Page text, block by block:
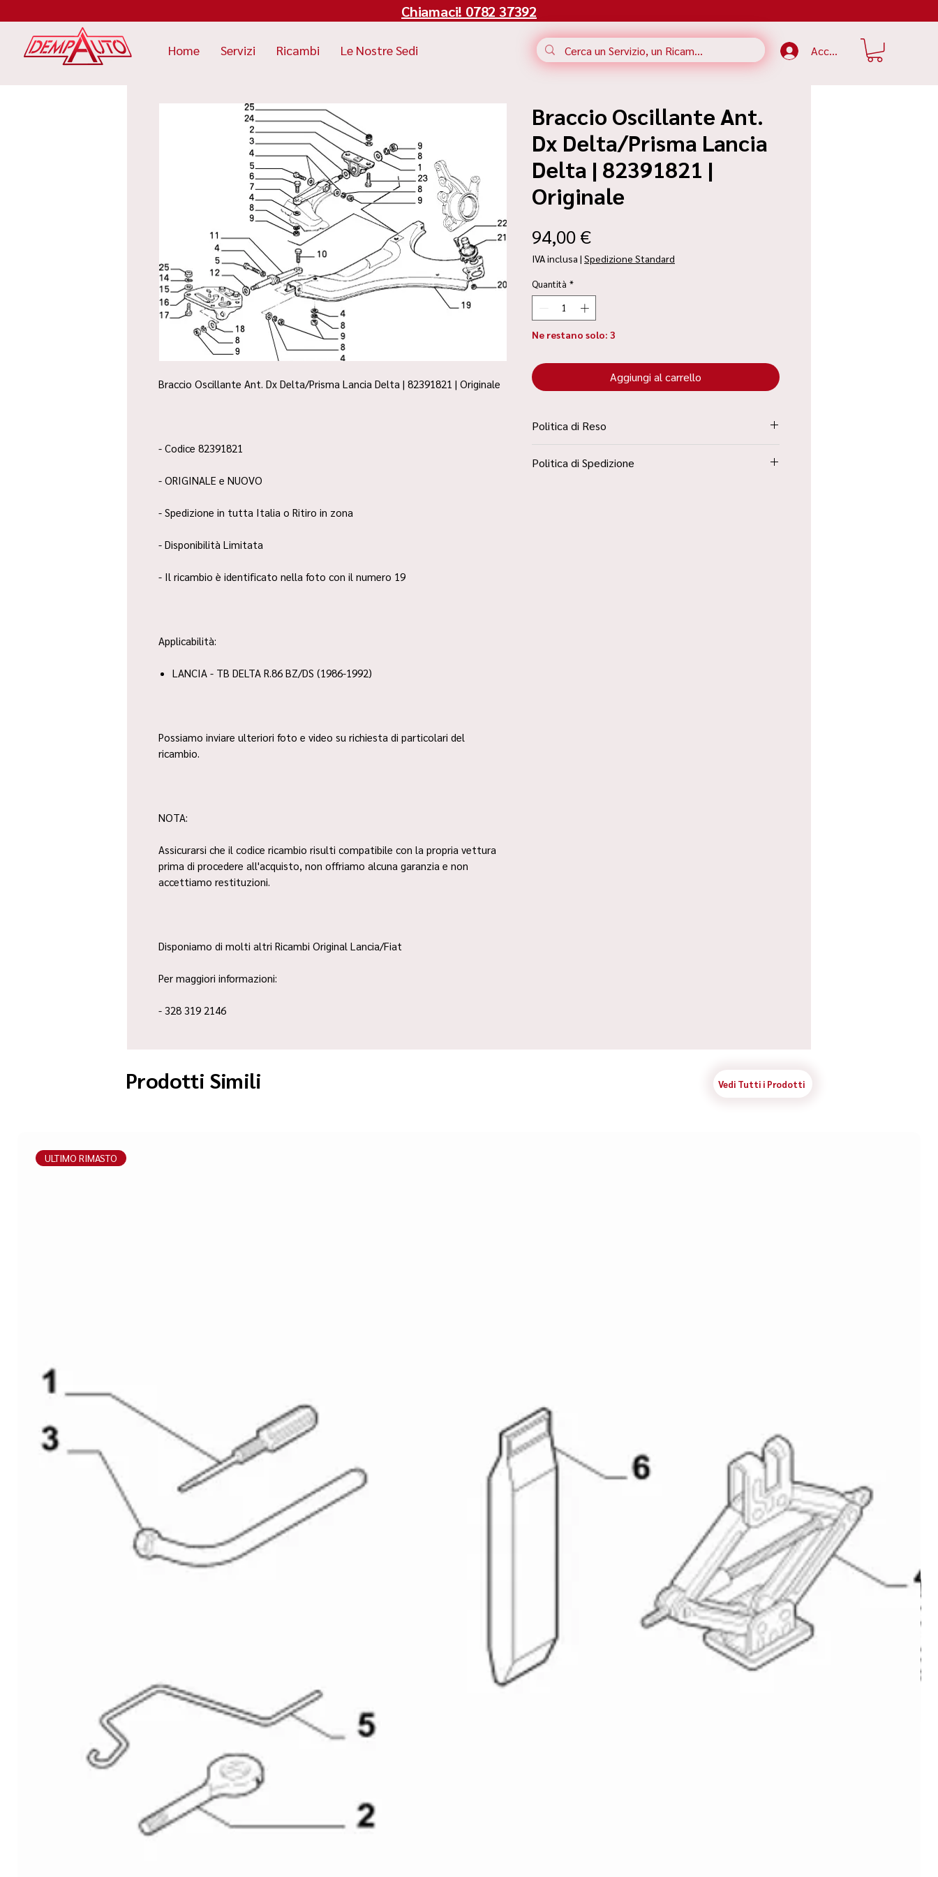
Chiamaci! 0782 37392
Accedi
Home Servizi Ricambi Le Nostre Sedi
Braccio Oscillante Ant. Dx Delta/Prisma Lancia Delta | 82391821 | Originale
- Codice 82391821
- ORIGINALE e NUOVO
- Spedizione in tutta Italia o Ritiro in zona
- Disponibilità Limitata
- Il ricambio è identificato nella foto con il numero 19
Applicabilità:
LANCIA - TB DELTA R.86 BZ/DS (1986-1992)
Possiamo inviare ulteriori foto e video su richiesta di particolari del
ricambio.
NOTA:
Assicurarsi che il codice ricambio risulti compatibile con la propria vettura
prima di procedere all'acquisto, non offriamo alcuna garanzia e non
accettiamo restituzioni.
Disponiamo di molti altri Ricambi Original Lancia/Fiat
Per maggiori informazioni:
- 328 319 2146
Braccio Oscillante Ant.
Dx Delta/Prisma Lancia
Delta | 82391821 |
Originale
94,00 €Prezzo
IVA inclusa | Spedizione Standard
Quantità *
Ne restano solo: 3
Aggiungi al carrello
Politica di Reso
Condizioni”
Politica di Spedizione
Prodotti Simili Vedi Tutti i Prodotti
ULTIMO RIMASTO